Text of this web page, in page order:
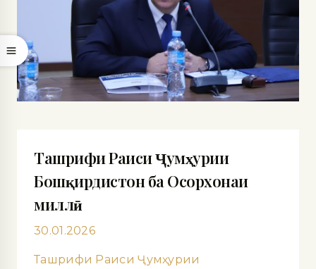
Ташрифи Раиси Ҷумҳурии
Бошқирдистон ба Осорхонаи
миллӣ
30.01.2026
Ташрифи Раиси Ҷумҳурии